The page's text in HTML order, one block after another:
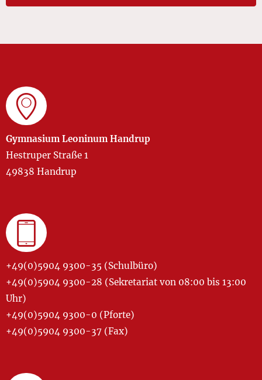
Gymnasium Leoninum Handrup
Hestruper Straße 1
49838 Handrup
+49(0)5904 9300-35 (Schulbüro)
+49(0)5904 9300-28 (Sekretariat von 08:00 bis 13:00
Uhr)
+49(0)5904 9300-0 (Pforte)
+49(0)5904 9300-37 (Fax)